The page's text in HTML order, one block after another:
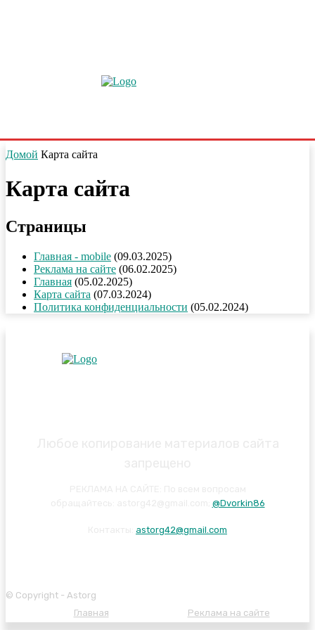
Домой Карта сайта
Карта сайта
Страницы
Главная - mobile (09.03.2025)
Реклама на сайте (06.02.2025)
Главная (05.02.2025)
Карта сайта (07.03.2024)
Политика конфиденциальности (05.02.2024)
@Dvorkin86
astorg42@gmail.com
© Copyright - Astorg
Главная
Реклама на сайте